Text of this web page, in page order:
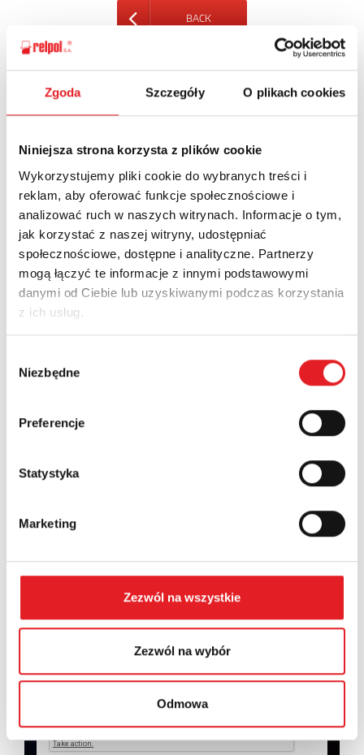
Zgoda Szczegóły O plikach cookies
Niniejsza strona korzysta z plików cookie
Wykorzystujemy pliki cookie do wybranych treści i
reklam, aby oferować funkcje społecznościowe i
analizować ruch w naszych witrynach. Informacje o tym,
jak korzystać z naszej witryny, udostępniać
społecznościowe, dostępne i analityczne. Partnerzy
mogą łączyć te informacje z innymi podstawowymi
danymi od Ciebie lub uzyskiwanymi podczas korzystania
z ich usług.
zgody
Niezbędne
Preferencje
Statystyka
Marketing
Zezwól na wszystkie
Zezwól na wybór
Odmowa
BACK
Ask for the details of the offer
Name: *
Email: *
Company:
Contents: *
I consent to the processing of my personal data by
personal data in thePrivacy Policy*
*